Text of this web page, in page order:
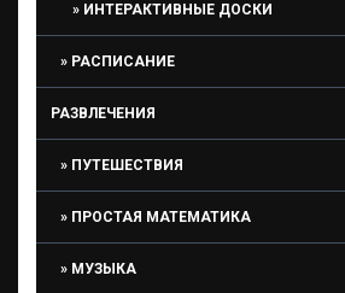
ИНТЕРАКТИВНЫЕ ДОСКИ
РАСПИСАНИЕ
РАЗВЛЕЧЕНИЯ
ПУТЕШЕСТВИЯ
ПРОСТАЯ МАТЕМАТИКА
МУЗЫКА